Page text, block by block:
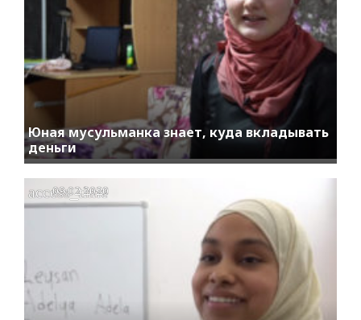
Юная мусульманка знает, куда вкладывать
деньги
access_time
09.02.2020